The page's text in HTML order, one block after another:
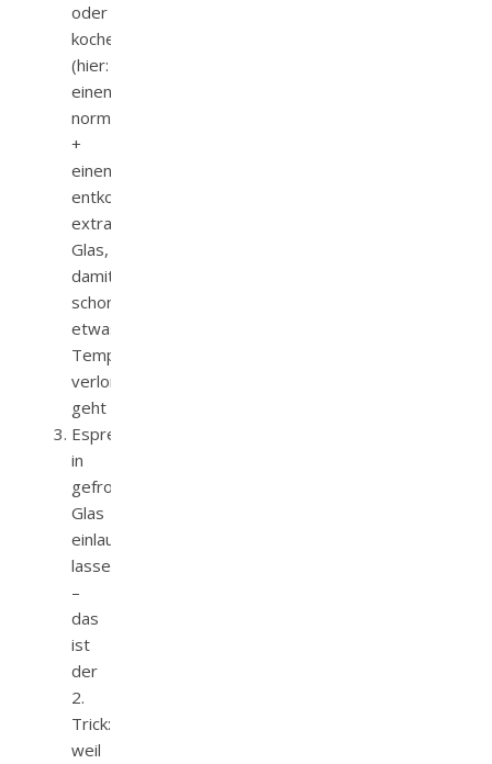
oder
kochen
(hier:
einen
normalen
+
einen
entkoffeinierten);
extra
Glas,
damit
schon
etwas
Temperatur
verloren
geht
Espressi
in
gefrorenes
Glas
einlaufen
lassen
–
das
ist
der
2.
Trick:
weil